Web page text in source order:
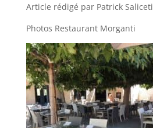
Article rédigé par Patrick Saliceti
Photos Restaurant Morganti